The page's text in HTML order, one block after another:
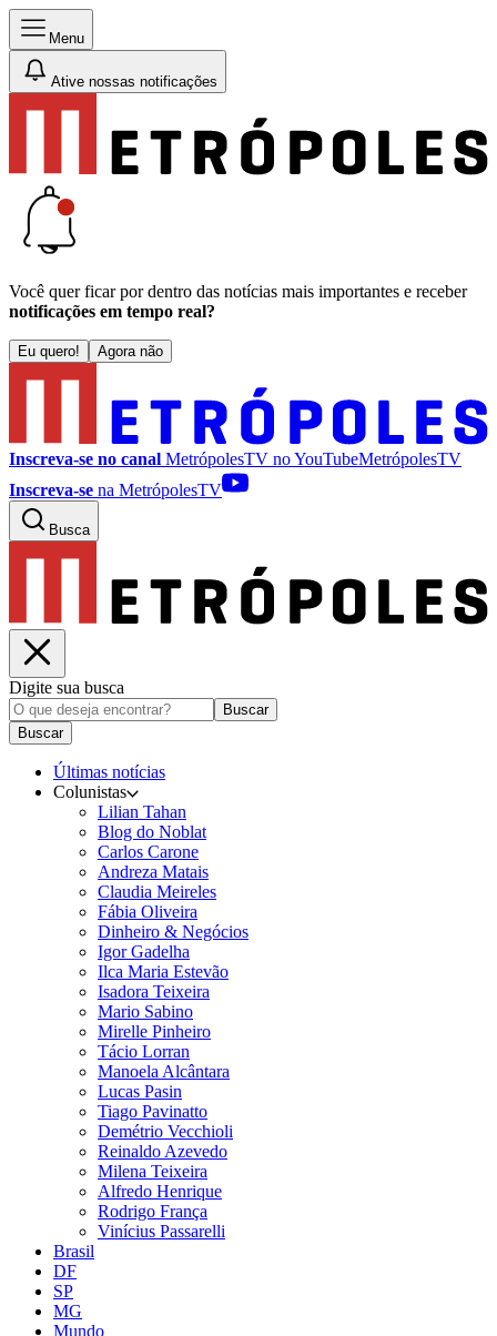
Menu
Ative nossas notificações
Você quer ficar por dentro das notícias mais importantes e receber
notificações em tempo real?
Eu quero! Agora não
Inscreva-se no canal MetrópolesTV noYouTubeMetrópolesTV
Inscreva-se na MetrópolesTV
Busca
Digite sua busca
Buscar
Buscar
Últimas notícias
Colunistas
Lilian Tahan
Blog do Noblat
Carlos Carone
Andreza Matais
Claudia Meireles
Fábia Oliveira
Dinheiro & Negócios
Igor Gadelha
Ilca Maria Estevão
Isadora Teixeira
Mario Sabino
Mirelle Pinheiro
Tácio Lorran
Manoela Alcântara
Lucas Pasin
Tiago Pavinatto
Demétrio Vecchioli
Reinaldo Azevedo
Milena Teixeira
Alfredo Henrique
Rodrigo França
Vinícius Passarelli
Brasil
DF
SP
MG
Mundo